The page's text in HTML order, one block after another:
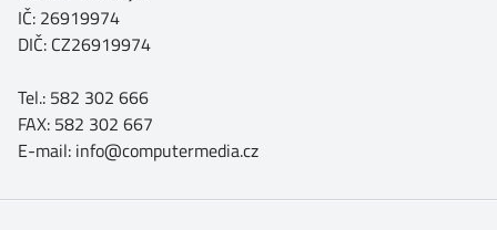
IČ: 26919974
DIČ: CZ26919974
Tel.: 582 302 666
FAX: 582 302 667
E-mail: info@computermedia.cz